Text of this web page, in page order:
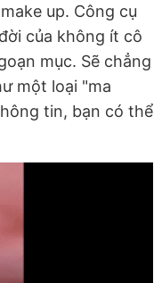
up. Công cụ
của không ít cô
mục. Sẽ chẳng
một loại "ma
tin, bạn có thể